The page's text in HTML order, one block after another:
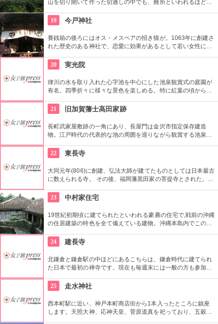
山を切り開いて作った切通しの中でも、難所といわれるほど化
で、ヒールやブーツは厳禁です！頂上の源氏山公園にシートを
ひいてお弁当を食べるのもお勧めです。
19 今戸神社
賽銭箱の後ろにはオス・メスペアの招き猫が。1063年に創建さ
れた歴史のある神社で、恋愛に効果があるとして若い女性に人
購入してみては？
20 実光院
律川の水を取り入れた心字池を中心にした池泉観賞式の庭園が
有名。四季折々に様々な景色を楽しめる。特に紅葉の頃から春
てくるのでゆったりできる。
21 旧加賀藩士高田家跡
長町武家屋敷跡の一角にあり、長屋門は金沢市指定保存建造
物。江戸時代の代表的な池の周囲を巡りながら観賞する池泉回
や武家奉公人たちについて展示説明もあるのでわかりやす
い。
22 東長寺
大同元年(806)に創建、弘法大師が建てたものとしては日本最古
に数えられる寺。 その後、福岡藩黒田家の菩提寺とされた。
ており、木造坐像として日本一の大きさ。創建1200年を記念し
て建立された朱赤が印象的な五重塔、６体の仏像が安置されて
いる六角堂も見どころです。
23 中村家住宅
19世紀初期頃に建てられたといわれる豪農の住宅で,戦前の沖縄
の住居建築の特色を全て備えている建物。沖縄本島内でこのよ
外観、部屋の造り、そして調度品も一見の価値あり。
24 建長寺
北鎌倉と鎌倉駅の中ほどにあるこちらは、鎌倉時代に建てられ
た日本で最初の禅寺です。現在も毎週末には一般の方も参加で
は多くの国宝や国指定重要文化財があります。
25 走水神社
西本町駅に近い、神戸本町商店街から1本入ったところに鎮座
します。天照大神、応神天皇、菅原道真を祀っており、五穀豊